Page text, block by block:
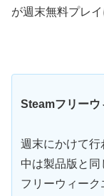
が週末無料プレイ
Steamフリーウ
週末にかけて行
中は製品版と同
フリーウィー